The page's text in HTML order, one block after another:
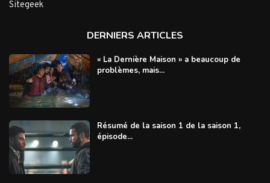
Sitegeek
DERNIERS ARTICLES
« La Dernière Maison » a beaucoup de
problèmes, mais...
Résumé de la saison 1 de la saison 1,
épisode...